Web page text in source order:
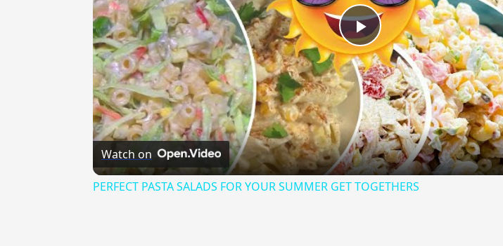
Play
Video
Watch on
PERFECT PASTA SALADS FOR YOUR SUMMER GET TOGETHERS